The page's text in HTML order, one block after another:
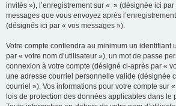
invités »), l’enregistrement sur « » (désignée ici
messages que vous envoyez après
(désignés ici par « vos messages »).
Votre compte contiendra au minimum un identifiant
par « votre nom d’utilisateur »), un mot de passe
connexion à votre compte (désigné ci-après par «
une adresse courriel personnelle valide (désignée
courriel »). Vos informations pour votre compte sur
lois de protection des données applicables dans le